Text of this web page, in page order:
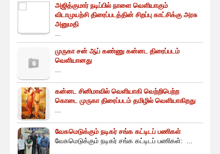
அஜித்குமார் நடிப்பில் நாளை வெளியாகும்
விடாமுயற்சி திரைப்படத்தின் சிறப்பு காட்சிக்கு அரசு
அனுமதி
முருகா சன் ஆப் கண்ணு கன்னட திரைப்படம்
வெளியானது
கன்னட சினிமாவில் வெளியாகி வெற்றிபெற்ற
கொடை முருகா திரைப்படம் தமிழில் வெளியாகிறது
வேகமெடுக்கும் நடிகர் சங்க கட்டிடப் பணிகள்
வேகமெடுக்கும் நடிகர் சங்க கட்டிடப் பணிகள்: ...